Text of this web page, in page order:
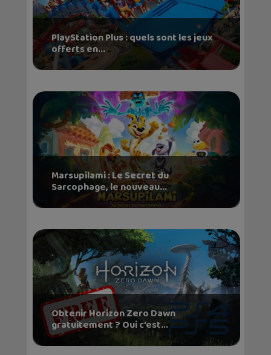
PlayStation Plus : quels sont les jeux
offerts en...
Marsupilami : Le Secret du
Sarcophage, le nouveau...
Obtenir Horizon Zero Dawn
gratuitement ? Oui c’est...